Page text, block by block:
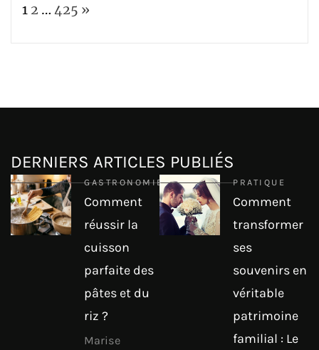
Page:
1 2 … 425 Next
»
DERNIERS ARTICLES PUBLIÉS
GASTRONOMIE
Comment
réussir la
cuisson
parfaite des
pâtes et du
riz ?
Marise
PRATIQUE
Comment
transformer
ses
souvenirs en
véritable
patrimoine
familial : Le